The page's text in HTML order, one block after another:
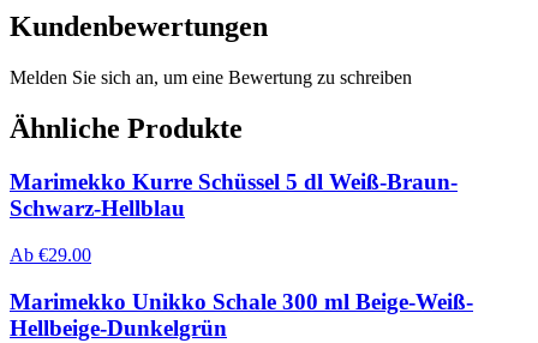
Kundenbewertungen
Melden Sie sich an, um eine Bewertung zu schreiben
Ähnliche Produkte
Marimekko Kurre Schüssel 5 dl Weiß-Braun-
Schwarz-Hellblau
Ab €29.00
Marimekko Unikko Schale 300 ml Beige-Weiß-
Hellbeige-Dunkelgrün